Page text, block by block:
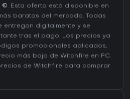
€. Esta oferta está disponible en
baratas del mercado. Todas
entregan digitalmente y se
tras el pago. Los precios ya
promocionales aplicados,
más bajo de Witchfire en PC.
de Witchfire para comprar